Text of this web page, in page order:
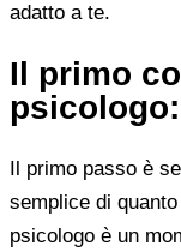
adatto a te.
Il primo
Il primo passo è
semplice di
psicologo è un